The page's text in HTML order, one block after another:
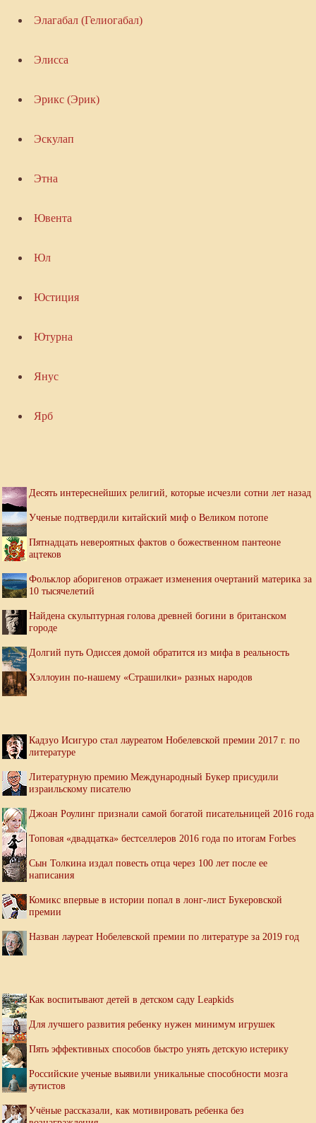
Элагабал (Гелиогабал)
Элисса
Эрикс (Эрик)
Эскулап
Этна
Ювента
Юл
Юстиция
Ютурна
Янус
Ярб
Десять интереснейших религий, которые исчезли сотни лет назад
Ученые подтвердили китайский миф о Великом потопе
Пятнадцать невероятных фактов о божественном пантеоне
ацтеков
Фольклор аборигенов отражает изменения очертаний материка за
10 тысячелетий
Найдена скульптурная голова древней богини в британском
городе
Долгий путь Одиссея домой обратится из мифа в реальность
Хэллоуин по-нашему «Страшилки» разных народов
Кадзуо Исигуро стал лауреатом Нобелевской премии 2017 г. по
литературе
Литературную премию Международный Букер присудили
израильскому писателю
Джоан Роулинг признали самой богатой писательницей 2016 года
Топовая «двадцатка» бестселлеров 2016 года по итогам Forbes
Сын Толкина издал повесть отца через 100 лет после ее
написания
Комикс впервые в истории попал в лонг-лист Букеровской
премии
Назван лауреат Нобелевской премии по литературе за 2019 год
Как воспитывают детей в детском саду Leapkids
Для лучшего развития ребенку нужен минимум игрушек
Пять эффективных способов быстро унять детскую истерику
Российские ученые выявили уникальные способности мозга
аутистов
Учёные рассказали, как мотивировать ребенка без